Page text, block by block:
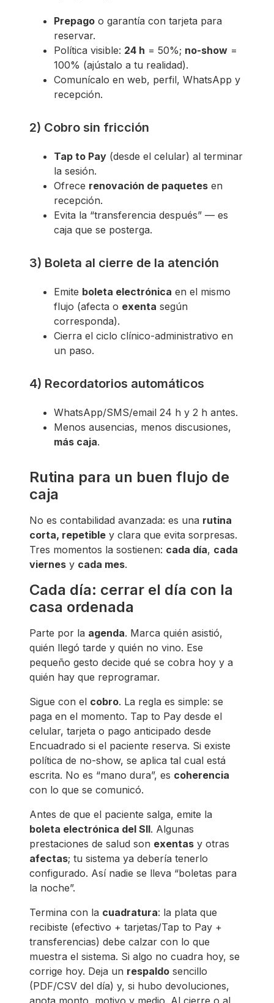
Prepago o garantía con tarjeta para
reservar.
Política visible: 24 h = 50%; no-show =
100% (ajústalo a tu realidad).
Comunícalo en web, perfil, WhatsApp y
recepción.
2) Cobro sin fricción
Tap to Pay (desde el celular) al terminar
la sesión.
Ofrece renovación de paquetes en
recepción.
Evita la “transferencia después” — es
caja que se posterga.
3) Boleta al cierre de la atención
Emite boleta electrónica en el mismo
flujo (afecta o exenta según
corresponda).
Cierra el ciclo clínico-administrativo en
un paso.
4) Recordatorios automáticos
WhatsApp/SMS/email 24 h y 2 h antes.
Menos ausencias, menos discusiones,
más caja.
Rutina para un buen flujo de
caja
No es contabilidad avanzada: es una rutina
corta, repetible y clara que evita sorpresas.
Tres momentos la sostienen: cada día, cada
viernes y cada mes.
Cada día: cerrar el día con la
casa ordenada
Parte por la agenda. Marca quién asistió,
quién llegó tarde y quién no vino. Ese
pequeño gesto decide qué se cobra hoy y a
quién hay que reprogramar.
Sigue con el cobro. La regla es simple: se
paga en el momento. Tap to Pay desde el
celular, tarjeta o pago anticipado desde
Encuadrado si el paciente reserva. Si existe
política de no-show, se aplica tal cual está
escrita. No es “mano dura”, es coherencia
con lo que se comunicó.
Antes de que el paciente salga, emite la
boleta electrónica del SII. Algunas
prestaciones de salud son exentas y otras
afectas; tu sistema ya debería tenerlo
configurado. Así nadie se lleva “boletas para
la noche”.
Termina con la cuadratura: la plata que
recibiste (efectivo + tarjetas/Tap to Pay +
transferencias) debe calzar con lo que
muestra el sistema. Si algo no cuadra hoy, se
corrige hoy. Deja un respaldo sencillo
(PDF/CSV del día) y, si hubo devoluciones,
anota monto, motivo y medio. Al cierre o al